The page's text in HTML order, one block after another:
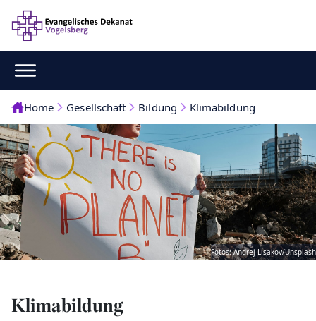
Home Gesellschaft Bildung Klimabildung
Fotos: Andrej Lisakov/Unsplash
Klimabildung